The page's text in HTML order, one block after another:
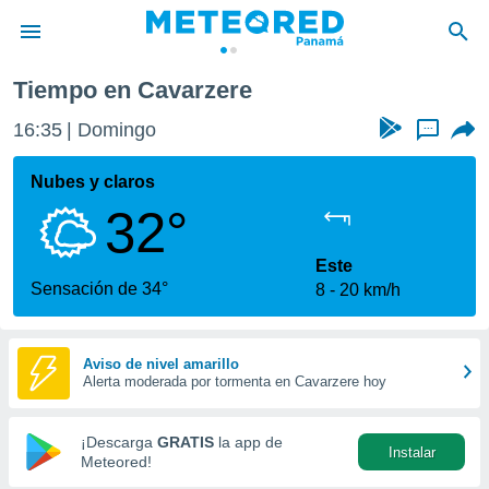
de
ha
calidad.
a este
las
y
forma
digital
basada
Tiempo en Cavarzere
16:35 Domingo ...
Nubes y claros
32°
Sensación de 34°
Este
8
20 km/h
Aviso de nivel amarillo
Alerta moderada por tormenta en Cavarzere hoy
¡Descarga GRATIS la app de
Meteored!
Instalar